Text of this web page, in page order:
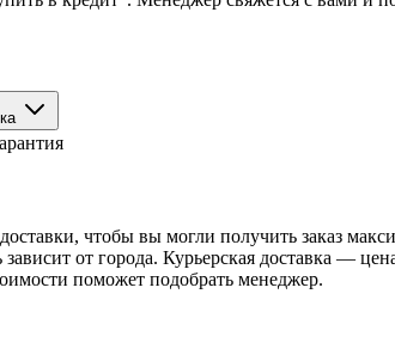
чтобы вы могли получить заказ
от города. Курьерская доставка —
поможет подобрать менеджер.